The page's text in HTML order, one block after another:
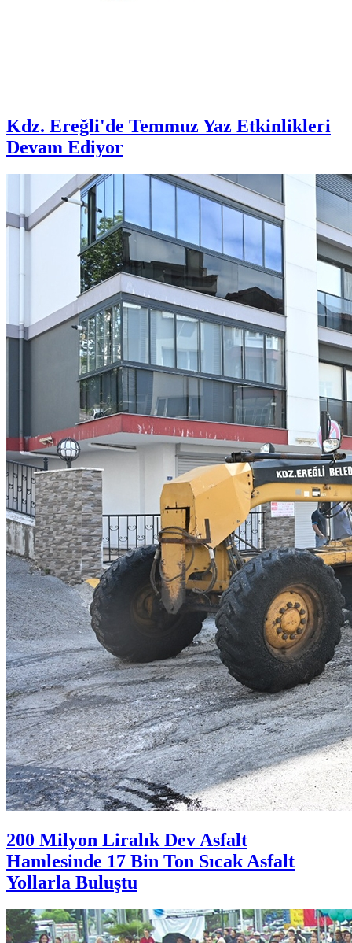
Kdz. Ereğli'de Temmuz Yaz Etkinlikleri
Devam Ediyor
200 Milyon Liralık Dev Asfalt
Hamlesinde 17 Bin Ton Sıcak Asfalt
Yollarla Buluştu